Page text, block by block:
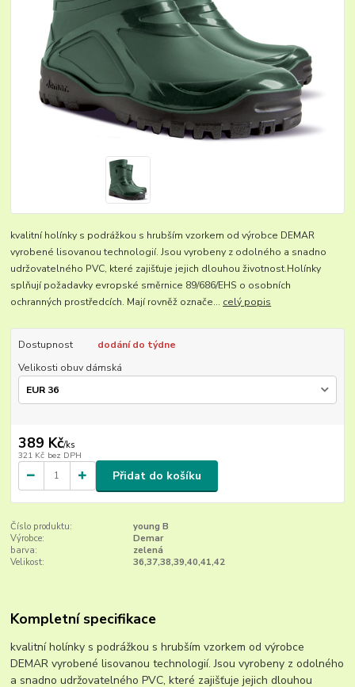
kvalitní holínky s podrážkou s hrubším vzorkem od výrobce DEMAR
vyrobené lisovanou technologií. Jsou vyrobeny z odolného a snadno
udržovatelného PVC, které zajišťuje jejich dlouhou životnost.Holínky
splňují požadavky evropské směrnice 89/686/EHS o osobních
ochranných prostředcích. Mají rovněž označe... celý popis
Dostupnost
dodání do týdne
Velikosti obuv dámská
389 Kč/ks
321 Kč bez DPH
Přidat do košíku
Číslo produktu:
young B
Výrobce:
Demar
barva:
zelená
Velikost:
36,37,38,39,40,41,42
Kompletní specifikace
kvalitní holínky s podrážkou s hrubším vzorkem od výrobce
DEMAR vyrobené lisovanou technologií. Jsou vyrobeny z odolného
a snadno udržovatelného PVC, které zajišťuje jejich dlouhou